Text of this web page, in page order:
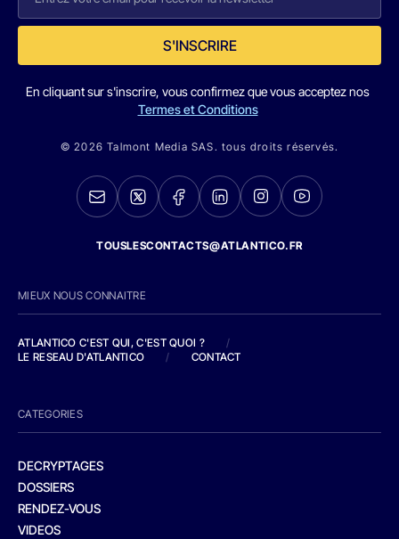
S'INSCRIRE
En cliquant sur s'inscrire, vous confirmez que vous acceptez nos
Termes et Conditions
© 2026 Talmont Media SAS. tous droits réservés.
TOUSLESCONTACTS@ATLANTICO.FR
MIEUX NOUS CONNAITRE
ATLANTICO C'EST QUI, C'EST QUOI ?
/
LE RESEAU D'ATLANTICO
/ CONTACT
CATEGORIES
DECRYPTAGES
DOSSIERS
RENDEZ-VOUS
VIDEOS